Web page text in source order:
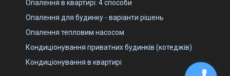
Опалення в квартирі: 4 способи
Опалення для будинку - варіанти рішень
Опалення тепловим насосом
Кондиціонування приватних будинків (котеджів)
Кондиціонування в квартирі